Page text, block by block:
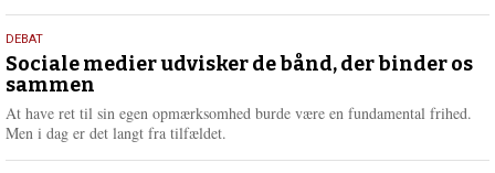
18.
maj
2026
DEBAT
Sociale medier udvisker de bånd, der binder os
sammen
At have ret til sin egen opmærksomhed burde være en fundamental frihed.
Men i dag er det langt fra tilfældet.